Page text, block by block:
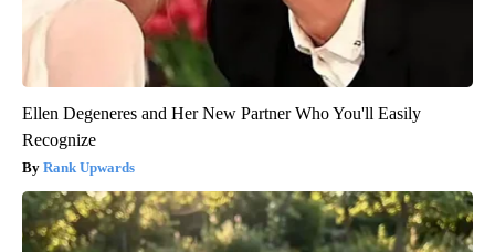
Ellen Degeneres and Her New Partner Who You'll Easily
Recognize
Rank Upwards